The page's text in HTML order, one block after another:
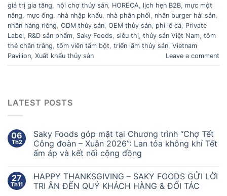
giá trị gia tăng, hội chợ thủy sản, HORECA, lịch hẹn B2B, mực một
nắng, mực ống, nhà nhập khẩu, nhà phân phối, nhân burger hải sản,
nhãn hàng riêng, ODM thủy sản, OEM thủy sản, phi lê cá, Private
Label, R&D sản phẩm, Saky Foods, siêu thị, thủy sản Việt Nam, tôm
thẻ chân trắng, tôm viên tẩm bột, triển lãm thủy sản, Vietnam
Pavilion, Xuất khẩu thủy sản Leave a comment
LATEST POSTS
06
Th2
Saky Foods góp mặt tại Chương trình “Chợ Tết
Công đoàn – Xuân 2026”: Lan tỏa không khí Tết
ấm áp và kết nối cộng đồng
27
Th11
HAPPY THANKSGIVING – SAKY FOODS GỬI LỜI
TRI ÂN ĐẾN QUÝ KHÁCH HÀNG & ĐỐI TÁC